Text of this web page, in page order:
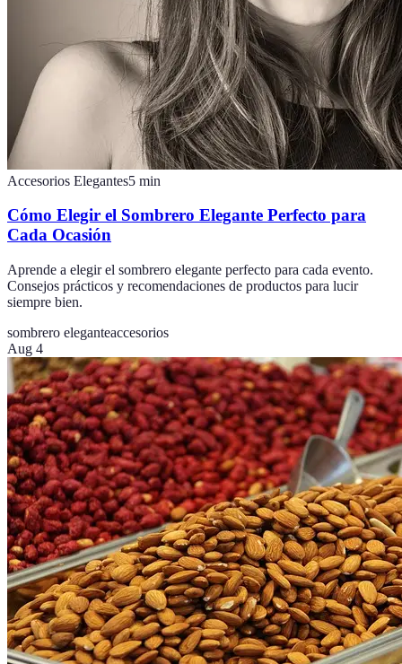
Accesorios Elegantes5 min
Cómo Elegir el Sombrero Elegante Perfecto para
Cada Ocasión
Aprende a elegir el sombrero elegante perfecto para cada evento.
Consejos prácticos y recomendaciones de productos para lucir
siempre bien.
sombrero eleganteaccesorios
Aug 4